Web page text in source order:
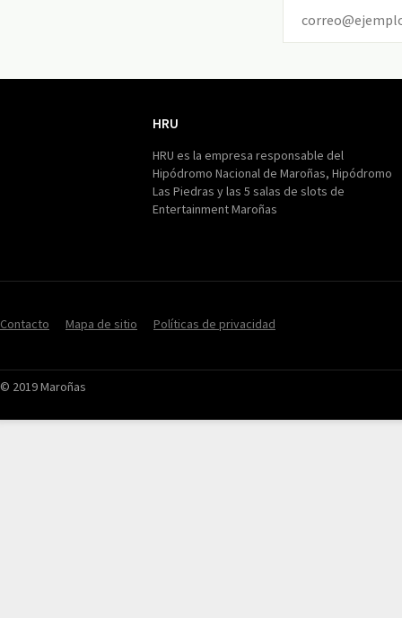
HRU
HRU es la empresa responsable del
Hipódromo Nacional de Maroñas, Hipódromo
Las Piedras y las 5 salas de slots de
Entertainment Maroñas
Contacto Mapa de sitio Políticas de privacidad
© 2019 Maroñas